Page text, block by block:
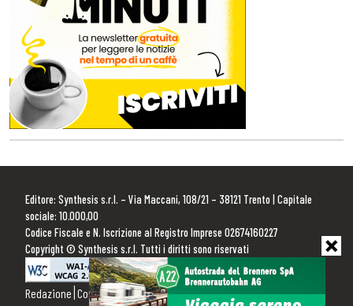
Editore: Synthesis s.r.l. – Via Maccani, 108/21 – 38121 Trento | Capitale
sociale: 10.000,00
Codice Fiscale e N. Iscrizione al Registro Imprese 02674160227
Copyright © Synthesis s.r.l. Tutti i diritti sono riservati
Redazione Contattaci Pubblicità Privacy Policy Cookie Policy